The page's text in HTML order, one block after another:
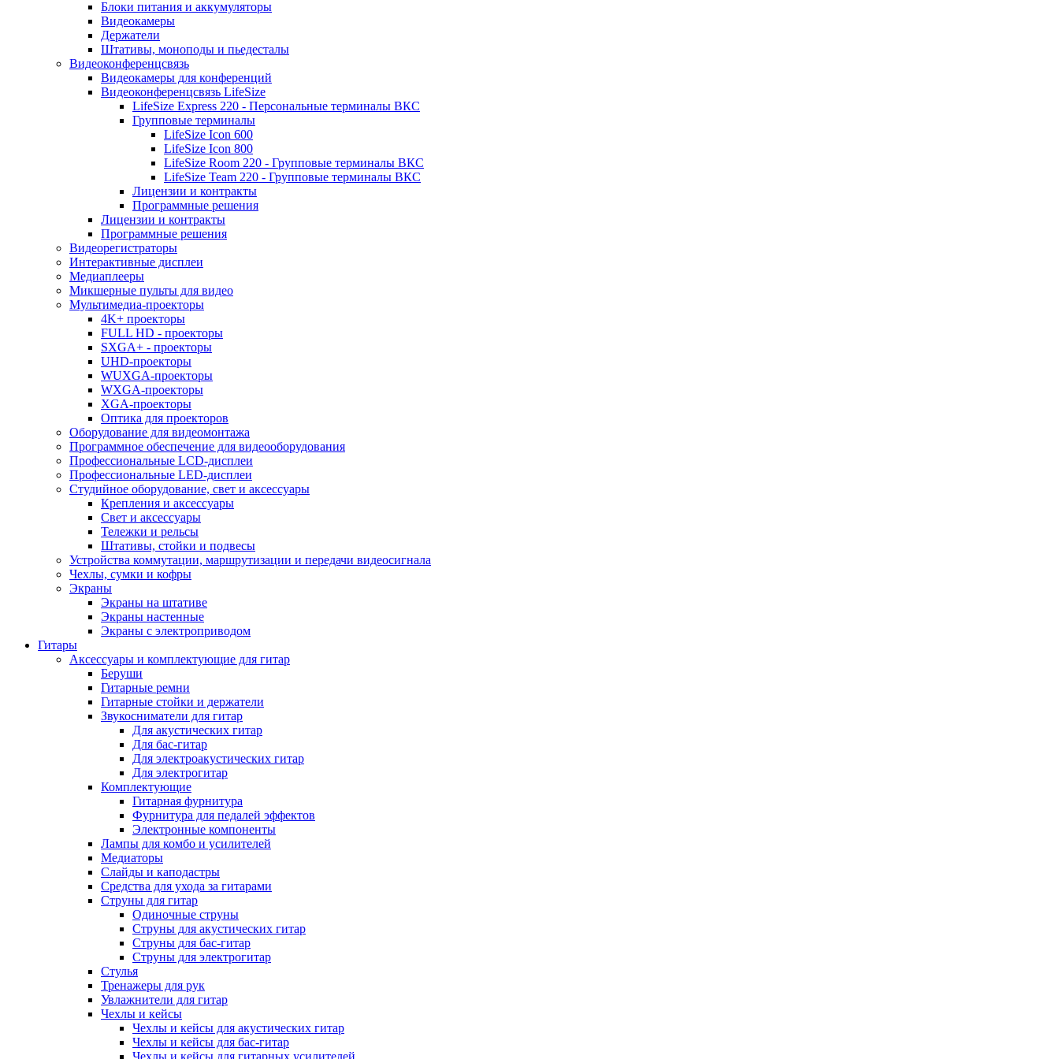
Блоки питания и аккумуляторы
Видеокамеры
Держатели
Штативы, моноподы и пьедесталы
Видеоконференцсвязь
Видеокамеры для конференций
Видеоконференцсвязь LifeSize
LifeSize Express 220 - Персональные терминалы ВКС
Групповые терминалы
LifeSize Icon 600
LifeSize Icon 800
LifeSize Room 220 - Групповые терминалы ВКС
LifeSize Team 220 - Групповые терминалы ВКС
Лицензии и контракты
Программные решения
Лицензии и контракты
Программные решения
Видеорегистраторы
Интерактивные дисплеи
Медиаплееры
Микшерные пульты для видео
Мультимедиа-проекторы
4K+ проекторы
FULL HD - проекторы
SXGA+ - проекторы
UHD-проекторы
WUXGA-проекторы
WXGA-проекторы
XGA-проекторы
Оптика для проекторов
Оборудование для видеомонтажа
Программное обеспечение для видеооборудования
Профессиональные LCD-дисплеи
Профессиональные LED-дисплеи
Студийное оборудование, свет и аксессуары
Крепления и аксессуары
Свет и аксессуары
Тележки и рельсы
Штативы, стойки и подвесы
Устройства коммутации, маршрутизации и передачи видеосигнала
Чехлы, сумки и кофры
Экраны
Экраны на штативе
Экраны настенные
Экраны с электроприводом
Гитары
Аксессуары и комплектующие для гитар
Беруши
Гитарные ремни
Гитарные стойки и держатели
Звукосниматели для гитар
Для акустических гитар
Для бас-гитар
Для электроакустических гитар
Для электрогитар
Комплектующие
Гитарная фурнитура
Фурнитура для педалей эффектов
Электронные компоненты
Лампы для комбо и усилителей
Медиаторы
Слайды и каподастры
Средства для ухода за гитарами
Струны для гитар
Одиночные струны
Струны для акустических гитар
Струны для бас-гитар
Струны для электрогитар
Стулья
Тренажеры для рук
Увлажнители для гитар
Чехлы и кейсы
Чехлы и кейсы для акустических гитар
Чехлы и кейсы для бас-гитар
Чехлы и кейсы для гитарных усилителей